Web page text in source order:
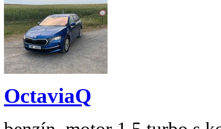
OctaviaQ